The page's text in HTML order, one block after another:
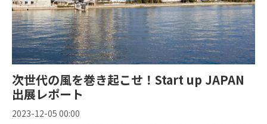
次世代の風を巻き起こせ！Start up JAPAN
出展レポート
2023-12-05 00:00